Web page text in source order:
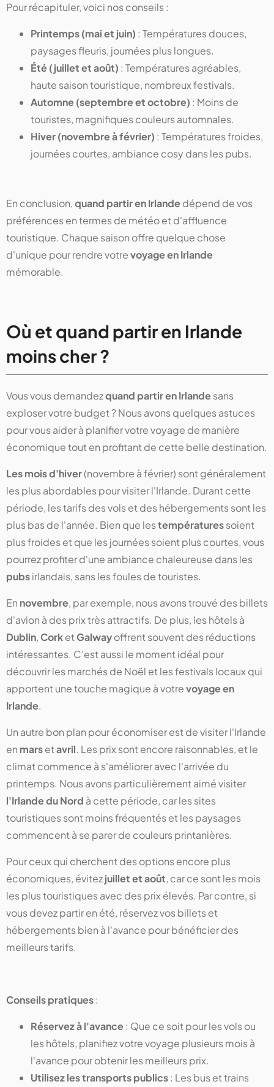
Pour récapituler, voici nos conseils :
Printemps (mai et juin) : Températures douces,
paysages fleuris, journées plus longues.
Été (juillet et août) : Températures agréables,
haute saison touristique, nombreux festivals.
Automne (septembre et octobre) : Moins de
touristes, magnifiques couleurs automnales.
Hiver (novembre à février) : Températures froides,
journées courtes, ambiance cosy dans les pubs.
En conclusion,quand partir en Irlandedépend de vos
préférences en termes de météo et d'affluence
touristique. Chaque saison offre quelque chose
d'unique pour rendre votrevoyage en Irlande
mémorable.
Où et quand partir en Irlande
moins cher ?
Vous vous demandezquand partir en Irlandesans
exploser votre budget ? Nous avons quelques astuces
pour vous aider à planifier votre voyage de manière
économique tout en profitant de cette belle destination.
Les mois d'hiver(novembre à février) sont généralement
les plus abordables pour visiter l'Irlande. Durant cette
période, les tarifs des vols et des hébergements sont les
plus bas de l'année. Bien que lestempératuressoient
plus froides et que les journées soient plus courtes, vous
pourrez profiter d'une ambiance chaleureuse dans les
pubsirlandais, sans les foules de touristes.
En novembre, par exemple, nous avons trouvé des billets
d'avion à des prix très attractifs. De plus, les hôtels à
Dublin, Corket Galwayoffrent souvent des réductions
intéressantes. C'est aussi le moment idéal pour
découvrir les marchés de Noël et les festivals locaux qui
apportent une touche magique à votrevoyage en
Irlande.
Un autre bon plan pour économiser est de visiter l'Irlande
en marsetavril. Les prix sont encore raisonnables, et le
climat commence à s'améliorer avec l'arrivée du
printemps. Nous avons particulièrement aimé visiter
l'Irlande du Nord à cette période, car les sites
touristiques sont moins fréquentés et les paysages
commencent à se parer de couleurs printanières.
Pour ceux qui cherchent des options encore plus
économiques, évitezjuillet et août, car ce sont les mois
les plus touristiques avec des prix élevés. Par contre, si
vous devez partir en été, réservez vos billets et
hébergements bien à l'avance pour bénéficier des
meilleurs tarifs.
Conseils pratiques:
Réservez à l'avance: Que ce soit pour les vols ou
les hôtels, planifiez votre voyage plusieurs mois à
l'avance pour obtenir les meilleurs prix.
Utilisez les transports publics: Les bus et trains